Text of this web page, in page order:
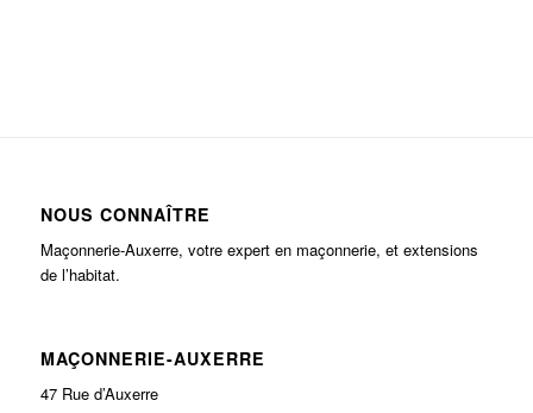
NOUS CONNAÎTRE
Maçonnerie-Auxerre, votre expert en maçonnerie, et extensions
de l’habitat.
MAÇONNERIE-AUXERRE
47 Rue d’Auxerre